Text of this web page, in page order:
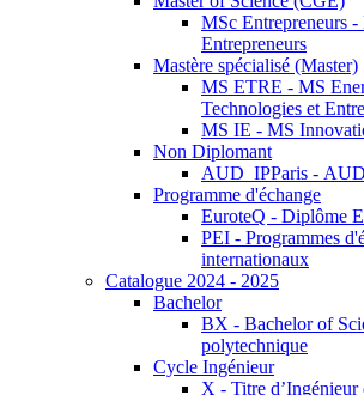
MSc Entrepreneurs
Entrepreneurs
Mastère spécialisé (Master)
MS ETRE - MS
Technologies et
MS IE - MS
Non Diplomant
AUD_IPParis -
Programme d'échange
EuroteQ - Diplôme
PEI - Programmes
internationaux
Catalogue 2024 - 2025
Bachelor
BX - Bachelor of
polytechnique
Cycle Ingénieur
X - Titre d’Ingénieur